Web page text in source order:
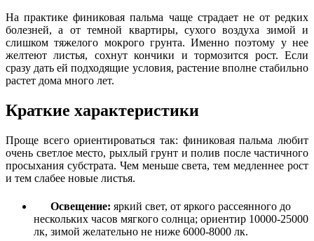
На практике финиковая пальма чаще страдает не от редких
болезней, а от темной квартиры, сухого воздуха зимой и
слишком тяжелого мокрого грунта. Именно поэтому у нее
желтеют листья, сохнут кончики и тормозится рост. Если
сразу дать ей подходящие условия, растение вполне стабильно
растет дома много лет.
Краткие характеристики
Проще всего ориентироваться так: финиковая пальма любит
очень светлое место, рыхлый грунт и полив после частичного
просыхания субстрата. Чем меньше света, тем медленнее рост
и тем слабее новые листья.
Освещение: яркий свет, от яркого рассеянного до
нескольких часов мягкого солнца; ориентир 10000-25000
лк, зимой желательно не ниже 6000-8000 лк.